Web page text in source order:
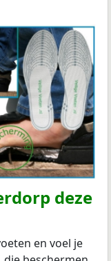
deze
en voel je